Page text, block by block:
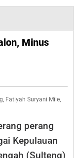
Minus
Fatiyah Suryani Mile,
perang
Kepulauan
(Sulteng)